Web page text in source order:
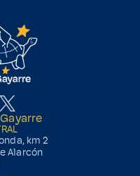
km 2
Alarcón